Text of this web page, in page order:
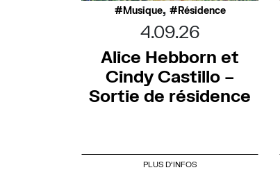
Musique, Résidence
4.09.26
Alice Hebborn et
Cindy Castillo –
Sortie de résidence
PLUS D'INFOS